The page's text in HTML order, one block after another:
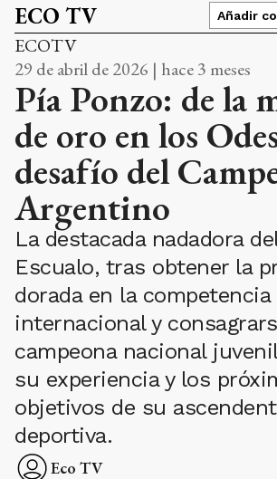
ECO TV Añadir
ECOTV
29 de abril de 2026 | hace 3 meses
Pía Ponzo: de la
de oro en los
desafío del
Argentino
La destacada nadadora
Escualo, tras obtener la
dorada en la competencia
internacional y
campeona nacional
su experiencia y los
objetivos de su
deportiva.
Eco TV